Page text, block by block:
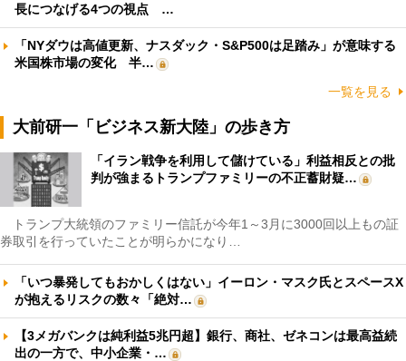
長につなげる4つの視点 …
「NYダウは高値更新、ナスダック・S&P500は足踏み」が意味する
米国株市場の変化 半…
一覧を見る
大前研一「ビジネス新大陸」の歩き方
「イラン戦争を利用して儲けている」利益相反との批
判が強まるトランプファミリーの不正蓄財疑…
トランプ大統領のファミリー信託が今年1～3月に3000回以上もの証
券取引を行っていたことが明らかになり…
「いつ暴発してもおかしくはない」イーロン・マスク氏とスペースX
が抱えるリスクの数々「絶対…
【3メガバンクは純利益5兆円超】銀行、商社、ゼネコンは最高益続
出の一方で、中小企業・…